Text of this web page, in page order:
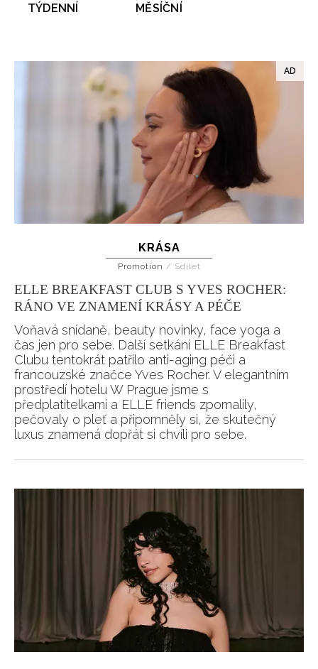
TÝDENNÍ MĚSÍČNÍ
KRÁSA
Promotion / Sdílet
ELLE BREAKFAST CLUB S YVES ROCHER:
RÁNO VE ZNAMENÍ KRÁSY A PÉČE
Voňavá snídaně, beauty novinky, face yoga a
čas jen pro sebe. Další setkání ELLE Breakfast
Clubu tentokrát patřilo anti-aging péči a
francouzské značce Yves Rocher. V elegantním
prostředí hotelu W Prague jsme s
předplatitelkami a ELLE friends zpomalily,
pečovaly o pleť a připomněly si, že skutečný
luxus znamená dopřát si chvíli pro sebe.